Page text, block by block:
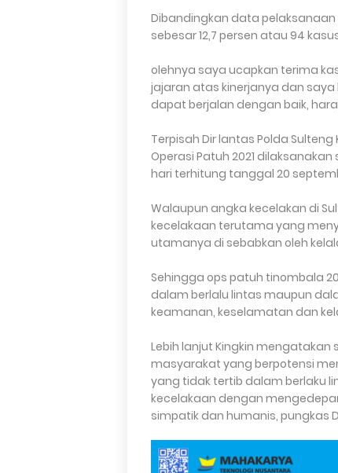
Dibandingkan data
sebesar 12,7 persen atau 94
olehnya saya ucapkan terima
jajaran atas kinerjanya dan saya
dapat berjalan dengan baik,
Terpisah Dir lantas Polda Sulteng
Operasi Patuh 2021
hari terhitung tanggal 20
Walaupun angka kecelakan di
kecelakaan terutama yang
utamanya di sebabkan oleh
Sehingga ops patuh tinombala
dalam berlalu lintas maupun
keamanan, keselamatan dan
Lebih lanjut Kingkin
masyarakat yang berpotensi
yang tidak tertib dalam berlaku
kecelakaan dengan
simpatik dan humanis, pungkas